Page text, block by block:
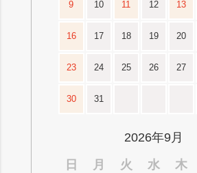
9 10 11 12 13
16 17 18 19 20
23 24 25 26 27
30 31
2026年9月
日
月 火 水 木